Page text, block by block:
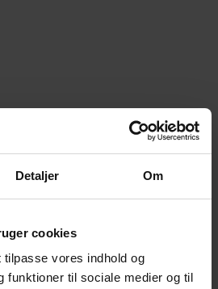
Detaljer Om
cookies
vores indhold og
funktioner til sociale medier og til